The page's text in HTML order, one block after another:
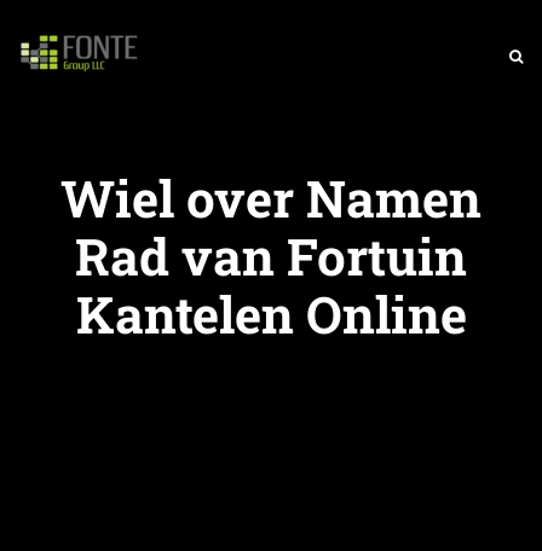
Wiel over Namen
Rad van Fortuin
Kantelen Online